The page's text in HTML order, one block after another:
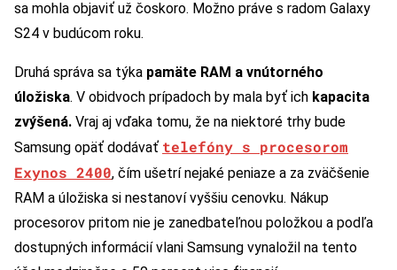
sa mohla objaviť už čoskoro. Možno práve s radom Galaxy
S24 v budúcom roku.
Druhá správa sa týka pamäte RAM a vnútorného
úložiska. V obidvoch prípadoch by mala byť ich kapacita
zvýšená. Vraj aj vďaka tomu, že na niektoré trhy bude
Samsung opäť dodávať telefóny s procesorom
Exynos 2400, čím ušetrí nejaké peniaze a za zväčšenie
RAM a úložiska si nestanoví vyššiu cenovku. Nákup
procesorov pritom nie je zanedbateľnou položkou a podľa
dostupných informácií vlani Samsung vynaložil na tento